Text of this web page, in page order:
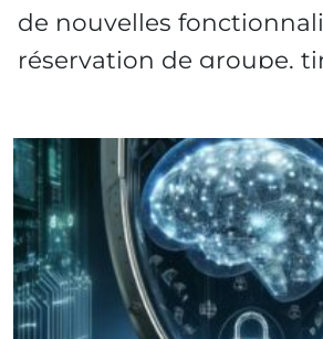
de nouvelles
réservation de groupe,